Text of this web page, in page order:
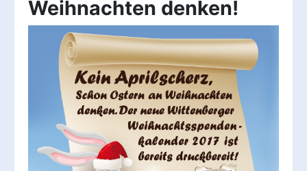
Weihnachten denken!